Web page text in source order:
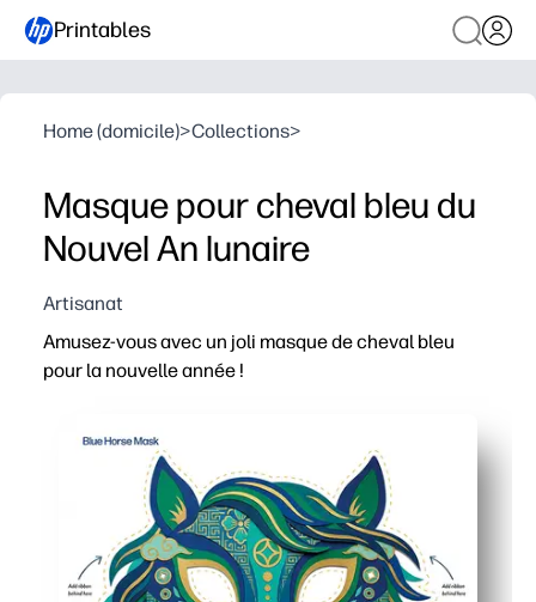
Printables
Home (domicile)>Collections>
Masque pour cheval bleu du
Nouvel An lunaire
Artisanat
Amusez-vous avec un joli masque de cheval bleu
pour la nouvelle année !